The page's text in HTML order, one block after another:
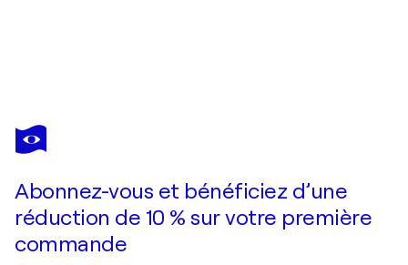
UTE BIVONA
Yes, But It's Not The Same
Abonnez-vous et bénéficiez d’une
réduction de 10 % sur votre première
commande